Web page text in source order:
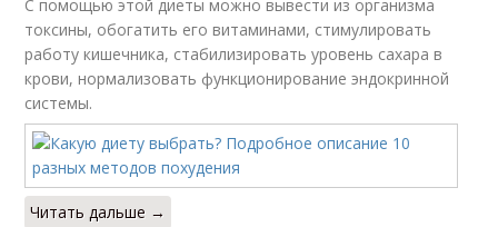
С помощью этой диеты можно вывести из организма
токсины, обогатить его витаминами, стимулировать
работу кишечника, стабилизировать уровень сахара в
крови, нормализовать функционирование эндокринной
системы.
Читать дальше →